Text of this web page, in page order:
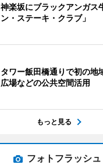
神楽坂にブラックアンガス
ン・ステーキ・クラブ」
タワー飯田橋通りで初の
広場などの公共空間活用
もっと見る
フォトフラッシュ